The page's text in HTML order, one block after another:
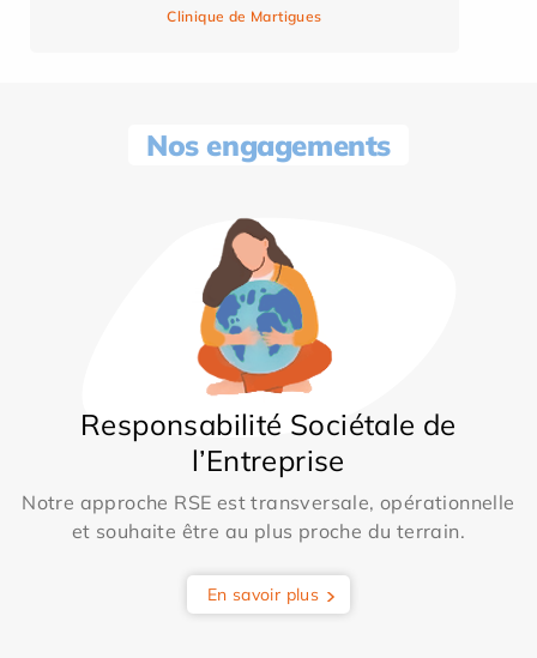
Clinique de Martigues
Nos engagements
Responsabilité Sociétale de
l’Entreprise
Notre approche RSE est transversale, opérationnelle
et souhaite être au plus proche du terrain.
En savoir plus